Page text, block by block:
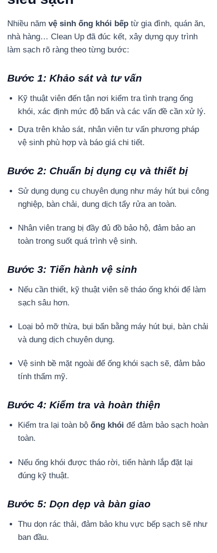
Nhiều năm vệ sinh ống khói bếp từ gia đình, quán ăn,
nhà hàng… Clean Up đã đúc kết, xây dựng quy trình
làm sạch rõ ràng theo từng bước:
Bước 1: Khảo sát và tư vấn
Kỹ thuật viên đến tận nơi kiểm tra tình trạng ống
khói, xác định mức độ bẩn và các vấn đề cần xử lý.
Dựa trên khảo sát, nhân viên tư vấn phương pháp
vệ sinh phù hợp và báo giá chi tiết.
Bước 2: Chuẩn bị dụng cụ và thiết bị
Sử dụng dụng cụ chuyên dụng như máy hút bụi công
nghiệp, bàn chải, dung dịch tẩy rửa an toàn.
Nhân viên trang bị đầy đủ đồ bảo hộ, đảm bảo an
toàn trong suốt quá trình vệ sinh.
Bước 3: Tiến hành vệ sinh
Nếu cần thiết, kỹ thuật viên sẽ tháo ống khói để làm
sạch sâu hơn.
Loại bỏ mỡ thừa, bụi bẩn bằng máy hút bụi, bàn chải
và dung dịch chuyên dụng.
Vệ sinh bề mặt ngoài để ống khói sạch sẽ, đảm bảo
tính thẩm mỹ.
Bước 4: Kiểm tra và hoàn thiện
Kiểm tra lại toàn bộống khói để đảm bảo sạch hoàn
toàn.
Nếu ống khói được tháo rời, tiến hành lắp đặt lại
đúng kỹ thuật.
Bước 5: Dọn dẹp và bàn giao
Thu dọn rác thải, đảm bảo khu vực bếp sạch sẽ như
ban đầu.